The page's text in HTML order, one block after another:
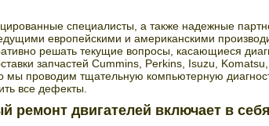
специалисты, а также надежные
европейскими и американскими
решать текущие вопросы, касающиеся
запчастей Cummins, Perkins, Isuzu,
мы проводим тщательную компьютерную
все дефекты.
ремонт двигателей включает в